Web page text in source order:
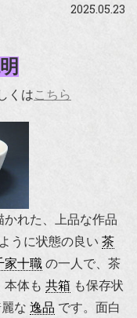
2025.05.23
くはこちら
かれた、上品な作品
うに状態の良い 茶
家十職 の一人で、茶
本体も 共箱 も保存状
な 逸品 です。面白